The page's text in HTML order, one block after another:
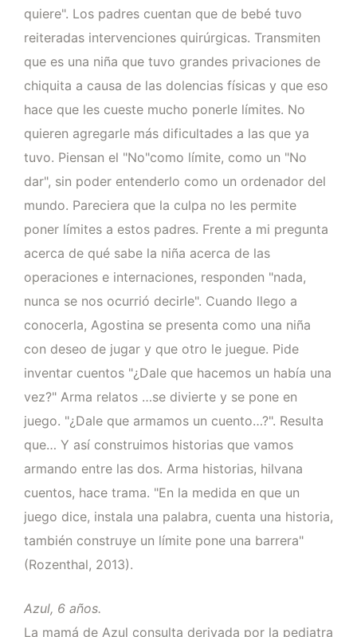
quiere". Los padres cuentan que de bebé tuvo
reiteradas intervenciones quirúrgicas. Transmiten
que es una niña que tuvo grandes privaciones de
chiquita a causa de las dolencias físicas y que eso
hace que les cueste mucho ponerle límites. No
quieren agregarle más dificultades a las que ya
tuvo. Piensan el "No"como límite, como un "No
dar", sin poder entenderlo como un ordenador del
mundo. Pareciera que la culpa no les permite
poner límites a estos padres. Frente a mi pregunta
acerca de qué sabe la niña acerca de las
operaciones e internaciones, responden "nada,
nunca se nos ocurrió decirle". Cuando llego a
conocerla, Agostina se presenta como una niña
con deseo de jugar y que otro le juegue. Pide
inventar cuentos "¿Dale que hacemos un había una
vez?" Arma relatos …se divierte y se pone en
juego. "¿Dale que armamos un cuento…?". Resulta
que… Y así construimos historias que vamos
armando entre las dos. Arma historias, hilvana
cuentos, hace trama. "En la medida en que un
juego dice, instala una palabra, cuenta una historia,
también construye un límite pone una barrera"
(Rozenthal, 2013).
Azul, 6 años.
La mamá de Azul consulta derivada por la pediatra